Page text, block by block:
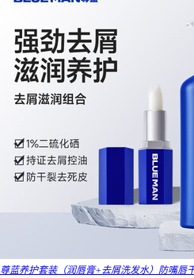
尊蓝养护套装（润唇膏+去屑洗发水）防嘴唇